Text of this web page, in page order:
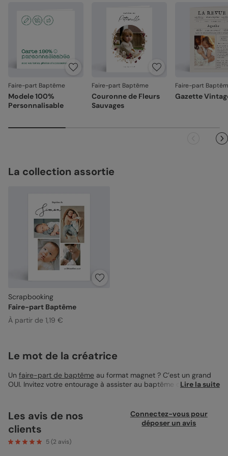
emballage adapté, pour un résultat intact à l'ouverture.
Votre satisfaction, notre priorité.
Si vous constatez le moindre souci lié à l'impression, au
façonnage ou à l’acheminement, contactez-nous dans les
30 jours. Nous nous occupons de tout et relançons une
impression si nécessaire.
En revanche, si le point concerne la personnalisation que
vous avez validée (texte, photo, mise en page), le produit
ne pourra pas être repris.
Faire-part Baptême
Modele 100%
Personnalisable
Faire-part Baptême
Couronne de Fleurs
Sauvages
Faire-part
Gazette
La collection assortie
Scrapbooking
Faire-part Baptême
À partir de 1,19 €
Le mot de la créatrice
Un faire-part de baptême au format magnet ? C’est un grand
OUI. Invitez votre entourage à assister au baptême de votre
destinataires se serviront de décoration. Avec le modèle
Scrapbooking, mettez à l’honneur vos enfants en ajoutant
plusieurs petites photos d’eux. Ce magnet au format 10x15 cm
vous permet de mettre quatre jolies photos de votre bébé, seul
Lire la suite
Les avis de nos
clients
5(2 avis)
Connectez-vous pour
déposer un avis